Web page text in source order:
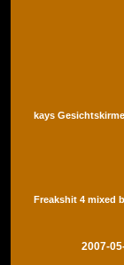
kays
Freakshit 4 mixed
2007-